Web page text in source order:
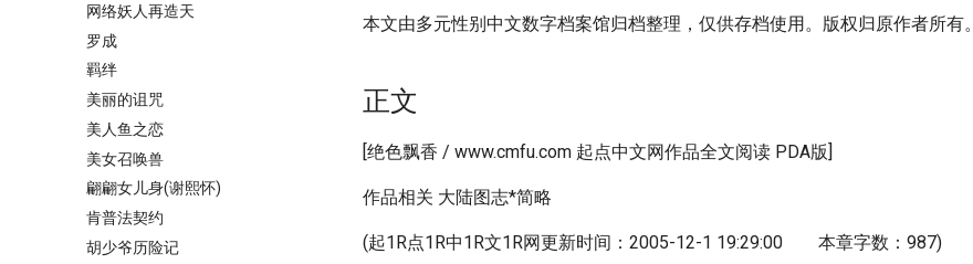
网络妖人再造天
罗成
羁绊
美丽的诅咒
美人鱼之恋
美女召唤兽
翩翩女儿身(谢熙怀)
肯普法契约
胡少爷历险记
本文由多元性别中文数字档案馆归档整理，仅供存档使用。版权归原作者所有。
正文
[绝色飘香 / www.cmfu.com 起点中文网作品全文阅读 PDA版]
作品相关 大陆图志*简略
(起1R点1R中1R文1R网更新时间：2005-12-1 19:29:00 本章字数：987)